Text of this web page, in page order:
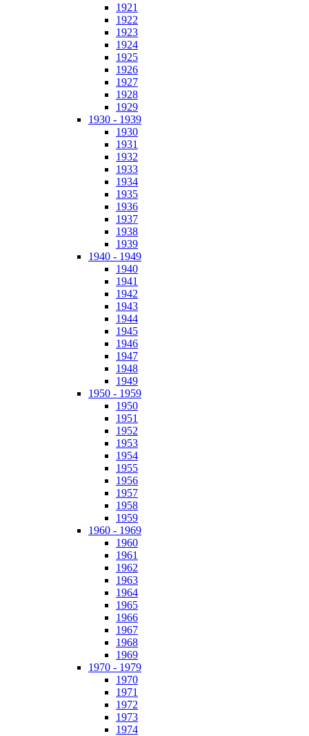
1921
1922
1923
1924
1925
1926
1927
1928
1929
1930 - 1939
1930
1931
1932
1933
1934
1935
1936
1937
1938
1939
1940 - 1949
1940
1941
1942
1943
1944
1945
1946
1947
1948
1949
1950 - 1959
1950
1951
1952
1953
1954
1955
1956
1957
1958
1959
1960 - 1969
1960
1961
1962
1963
1964
1965
1966
1967
1968
1969
1970 - 1979
1970
1971
1972
1973
1974